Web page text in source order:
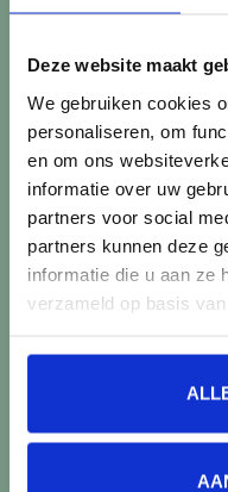
Deze website maakt
We gebruiken cookies
personaliseren, om
en om ons
informatie over uw
partners voor social
partners kunnen deze
informatie die u aan ze
verzameld op basis